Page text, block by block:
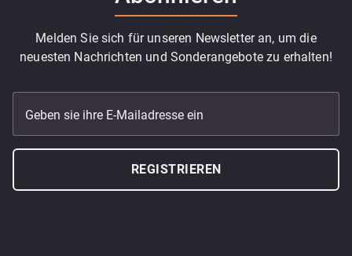
Melden Sie sich für unseren Newsletter an, um die
neuesten Nachrichten und Sonderangebote zu erhalten!
Geben sie ihre E-Mailadresse ein
REGISTRIEREN